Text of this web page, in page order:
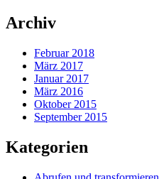
Archiv
Februar 2018
März 2017
Januar 2017
März 2016
Oktober 2015
September 2015
Kategorien